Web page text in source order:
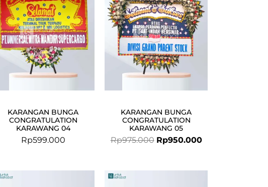
KARANGAN BUNGA
CONGRATULATION
KARAWANG 04
Rp599.000
KARANGAN BUNGA
CONGRATULATION
KARAWANG 05
Rp975.000 Rp950.000